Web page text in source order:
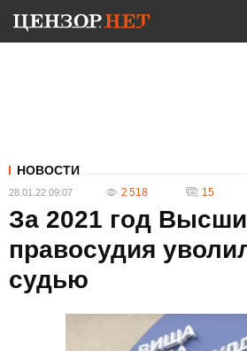
НОВОСТИ
28.01.22 09:07 2 518 15
За 2021 год
правосудия
судью